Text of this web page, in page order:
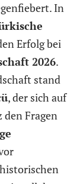
In
Erfolg bei
2026.
stand
, der sich auf
den Fragen